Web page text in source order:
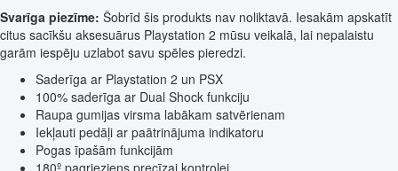
Svarīga piezīme: Šobrīd šis produkts nav noliktavā. Iesakām apskatīt
citus sacīkšu aksesuārus Playstation 2 mūsu veikalā, lai nepalaistu
garām iespēju uzlabot savu spēles pieredzi.
Saderīga ar Playstation 2 un PSX
100% saderīga ar Dual Shock funkciju
Raupa gumijas virsma labākam satvērienam
Iekļauti pedāļi ar paātrinājuma indikatoru
Pogas īpašām funkcijām
180º pagrieziens precīzai kontrolei